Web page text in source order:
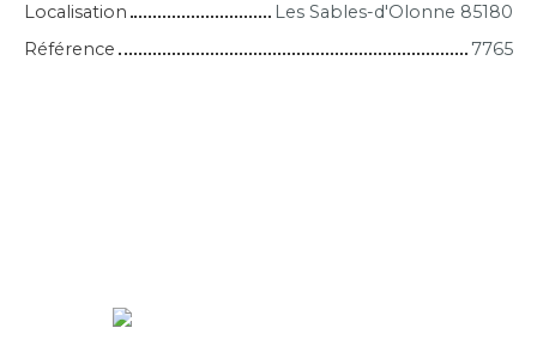
Localisation
Les Sables-d'Olonne 85180
Référence
7765